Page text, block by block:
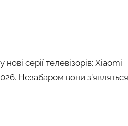
серії телевізорів: Xiaomi
Незабаром вони з’являться